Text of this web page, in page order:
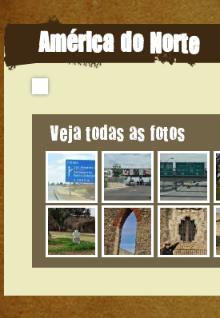
América do Norte
Veja todas as fotos